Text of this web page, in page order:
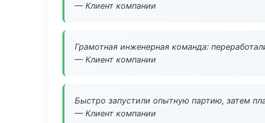
— Клиент компании
Грамотная инженерная команда:
— Клиент компании
Быстро запустили опытную партию, затем
— Клиент компании